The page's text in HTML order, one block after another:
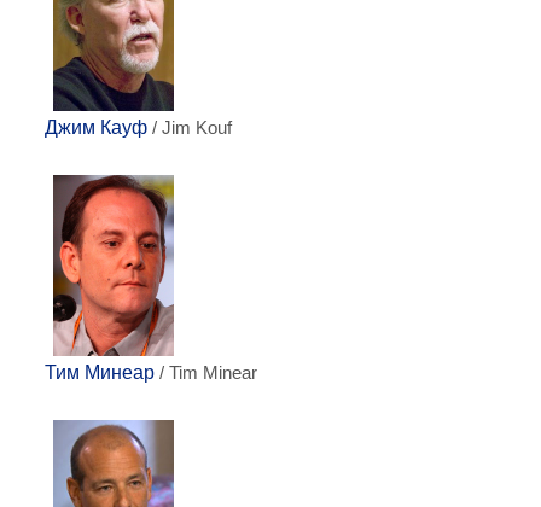
Джим Кауф / Jim Kouf
Тим Минеар / Tim Minear